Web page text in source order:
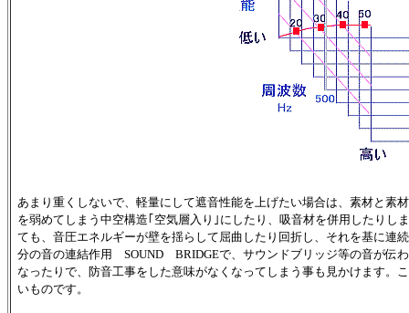
あまり重くしないで、軽量にして遮音性能を上げたい場合は、素材と素
を弱めてしまう中空構造｢空気層入り｣にしたり、吸音材を併用したりし
ても、音圧エネルギーが壁を揺らして屈曲したり回折し、それを基に連
分の音の連結作用 SOUND BRIDGEで、サウンドブリッジ等の音が伝
なったりで、防音工事をした意味がなくなってしまう事も見かけます。
いものです。